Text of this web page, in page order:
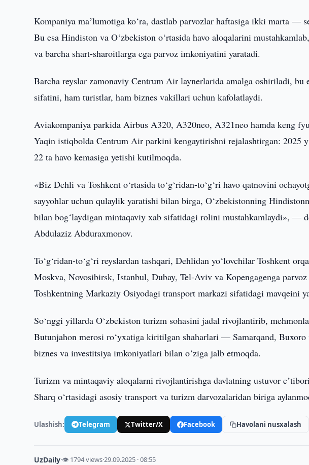
Kompaniya maʼlumotiga ko‘ra, dastlab parvozlar haftasiga ikki marta —
Bu esa Hindiston va O‘zbekiston o‘rtasida havo aloqalarini
va barcha shart-sharoitlarga ega parvoz imkoniyatini yaratadi.
Barcha reyslar zamonaviy Centrum Air laynerlarida amalga oshiriladi,
sifatini, ham turistlar, ham biznes vakillari uchun kafolatlaydi.
Aviakompaniya parkida Airbus A320, A320neo, A321neo hamda keng
Yaqin istiqbolda Centrum Air parkini kengaytirishni rejalashtirgan: 2025
22 ta havo kemasiga yetishi kutilmoqda.
«Biz Dehli va Toshkent o‘rtasida to‘g‘ridan-to‘g‘ri havo qatnovini
sayyohlar uchun qulaylik yaratishi bilan birga, O‘zbekistonning
bilan bog‘laydigan mintaqaviy xab sifatidagi rolini mustahkamlaydi», —
Abdulaziz Abduraxmonov.
To‘g‘ridan-to‘g‘ri reyslardan tashqari, Dehlidan yo‘lovchilar Toshkent
Moskva, Novosibirsk, Istanbul, Dubay, Tel-Aviv va Kopengagenga
Toshkentning Markaziy Osiyodagi transport markazi sifatidagi mavqeini
So‘nggi yillarda O‘zbekiston turizm sohasini jadal rivojlantirib,
Butunjahon merosi ro‘yxatiga kiritilgan shaharlari — Samarqand,
biznes va investitsiya imkoniyatlari bilan o‘ziga jalb etmoqda.
Turizm va mintaqaviy aloqalarni rivojlantirishga davlatning ustuvor
Sharq o‘rtasidagi asosiy transport va turizm darvozalaridan biriga
Ulashish: Telegram Twitter/X Facebook Havolani nusxalash
UzDaily·👁 1794 views·29.09.2025 · 08:55